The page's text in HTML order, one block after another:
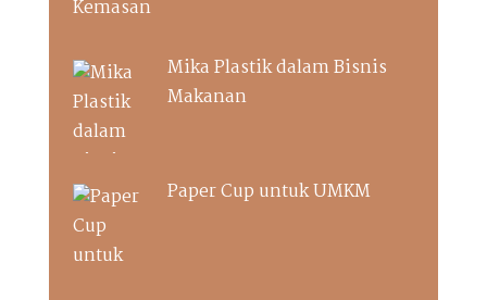
Mika Plastik dalam Bisnis
Makanan
Paper Cup untuk UMKM